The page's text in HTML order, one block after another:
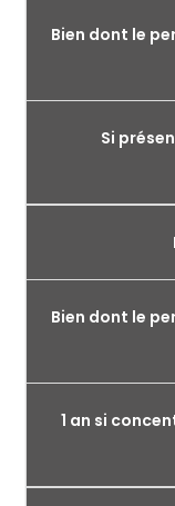
Bien dont le
Si
Bien dont le
1 an si